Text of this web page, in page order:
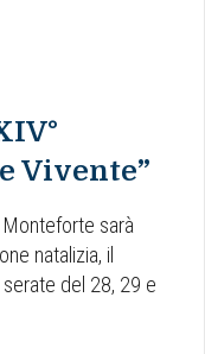
Vivente”
sarà
natalizia, il
del 28, 29 e